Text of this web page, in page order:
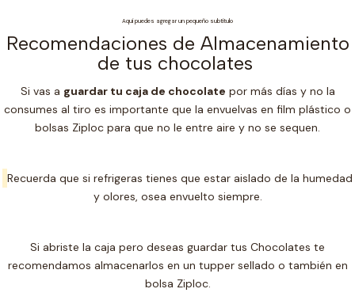
Aquí puedes agregar un pequeño subtítulo
Recomendaciones de Almacenamiento
de tus chocolates
Si vas a guardar tu caja de chocolate por más días y no la
consumes al tiro es importante que la envuelvas en film plástico o
bolsas Ziploc para que no le entre aire y no se sequen.
Recuerda que si refrigeras tienes que estar aislado de la humedad
y olores, osea envuelto siempre.
Si abriste la caja pero deseas guardar tus Chocolates te
recomendamos almacenarlos en un tupper sellado o también en
bolsa Ziploc.